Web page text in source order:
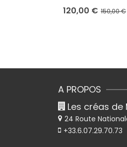
150,00€
120,00 €
A PROPOS
Les créas de
24 Route
+33.6.07.29.70.73